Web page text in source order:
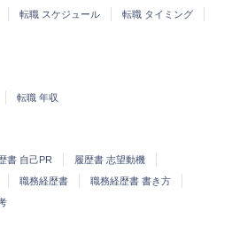
転職 スケジュール
転職 タイミング
転職 年収
書 自己PR
履歴書 志望動機
職務経歴書
職務経歴書 書き方